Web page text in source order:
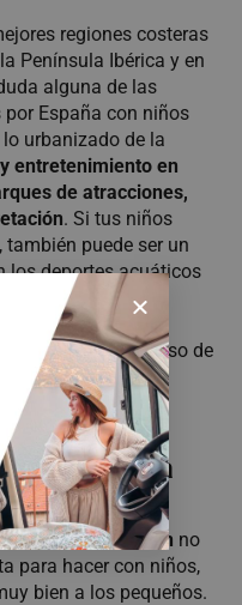
regiones costeras
Península Ibérica y en
alguna de las
España con niños
lo urbanizado de la
y entretenimiento en
de atracciones,
. Si tus niños
puede ser un
los deportes acuáticos
no olvides
para que los
en este ascenso de
elpirineo Catalán no
para hacer con niños,
bien a los pequeños.